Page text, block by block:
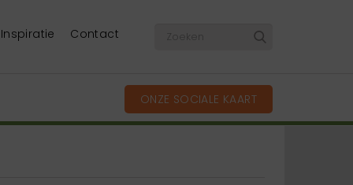
Inspiratie Contact
ONZE SOCIALE KAART